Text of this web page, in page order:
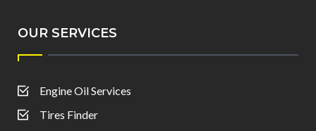
OUR SERVICES
Engine Oil Services
Tires Finder